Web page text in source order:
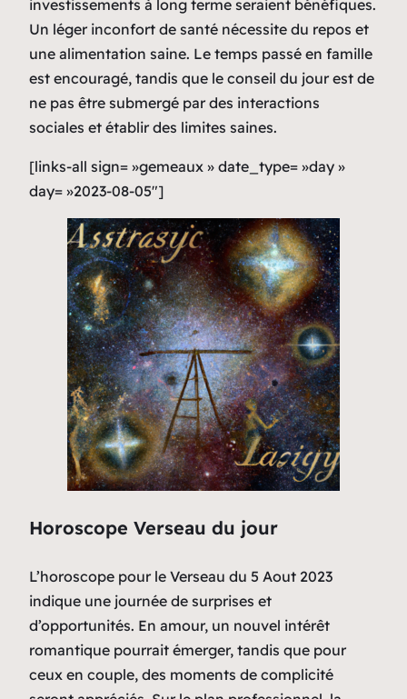
investissements à long terme seraient bénéfiques.
Un léger inconfort de santé nécessite du repos et
une alimentation saine. Le temps passé en famille
est encouragé, tandis que le conseil du jour est de
ne pas être submergé par des interactions
sociales et établir des limites saines.
[links-all sign= »gemeaux » date_type= »day »
day= »2023-08-05″]
Horoscope Verseau du jour
L’horoscope pour le Verseau du 5 Aout 2023
indique une journée de surprises et
d’opportunités. En amour, un nouvel intérêt
romantique pourrait émerger, tandis que pour
ceux en couple, des moments de complicité